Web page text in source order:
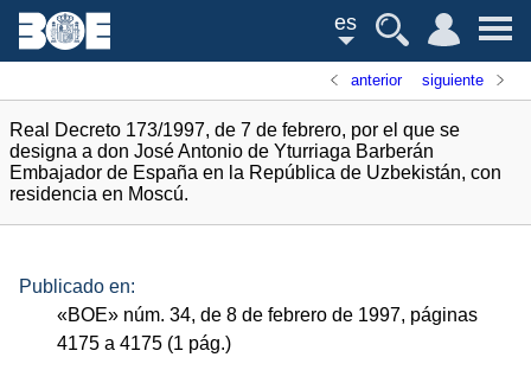
es
anterior siguiente
Real Decreto 173/1997, de 7 de febrero, por el que se
designa a don José Antonio de Yturriaga Barberán
Embajador de España en la República de Uzbekistán, con
residencia en Moscú.
Publicado en:
«BOE» núm. 34, de 8 de febrero de 1997, páginas
4175 a 4175 (1 pág.)